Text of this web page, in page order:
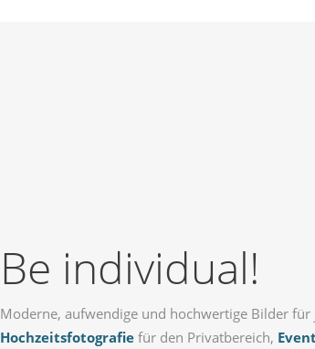
Be individual!
Moderne, aufwendige und hochwertige Bilder für
Hochzeitsfotografie für den Privatbereich,